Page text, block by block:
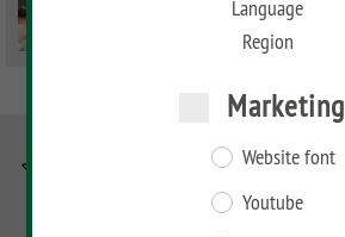
Language
Region
Marketing
Website font
Youtube